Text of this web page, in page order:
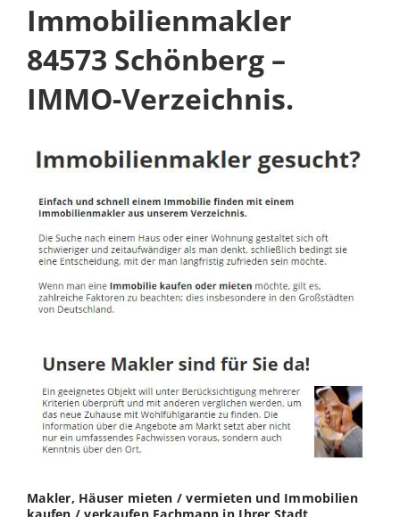
Immobilienmakler
84573 Schönberg –
IMMO-Verzeichnis.
Makler, Häuser mieten / vermieten und Immobilien